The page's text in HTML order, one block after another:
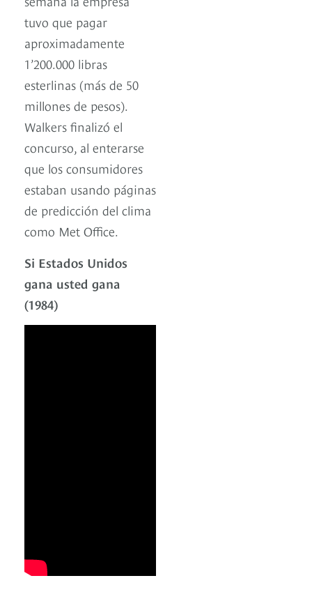
tuvo que pagar
aproximadamente
1’200.000 libras
esterlinas (más de 50
millones de pesos).
Walkers finalizó el
concurso, al enterarse
que los consumidores
estaban usando páginas
de predicción del clima
como Met Office.
Si Estados Unidos
gana usted gana
(1984)